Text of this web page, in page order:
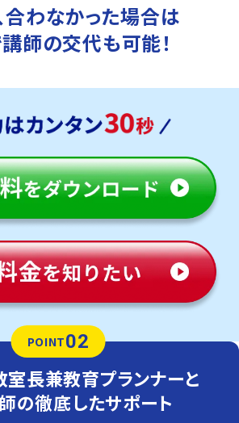
合わなかった場合は
師の交代も可能！
POINT02
長兼教育プランナーと
の徹底したサポート